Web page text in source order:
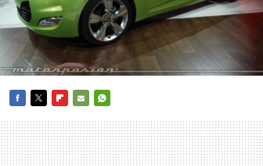
MAIL